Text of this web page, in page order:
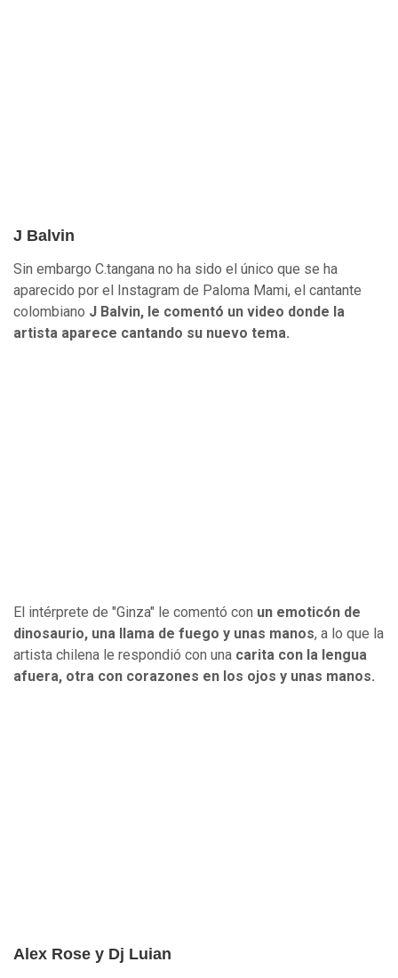
J Balvin
Sin embargo C.tangana no ha sido el único que se ha
aparecido por el Instagram de Paloma Mami, el cantante
colombiano J Balvin, le comentó un video donde la
artista aparece cantando su nuevo tema.
El intérprete de "Ginza" le comentó con un emoticón de
dinosaurio, una llama de fuego y unas manos, a lo que la
artista chilena le respondió con una carita con la lengua
afuera, otra con corazones en los ojos y unas manos.
Alex Rose y Dj Luian